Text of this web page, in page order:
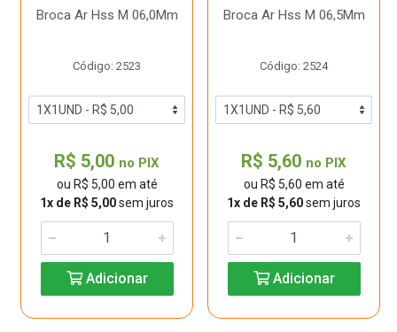
Broca Ar Hss M 06,0Mm
Código: 2523
R$ 5,00 no PIX
ou R$ 5,00 em até
1x de R$ 5,00sem juros
Adicionar
Broca Ar Hss M 06,5Mm
Código: 2524
R$ 5,60 no PIX
ou R$ 5,60 em até
1x de R$ 5,60sem juros
Adicionar